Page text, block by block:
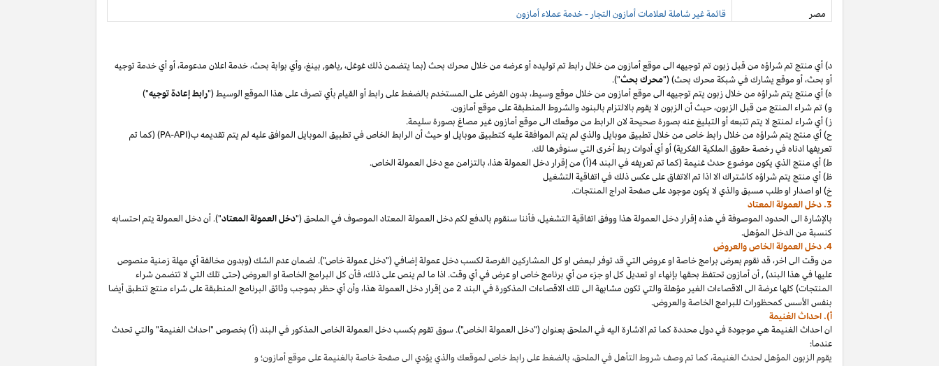
مصر قائمة غير شاملة لعلامات أمازون التجار - خدمة عملاء أمازون
د) أي منتج تمشراؤه من قبل زبون تم توجيهه الى موقع أمازون من خلال رابط تم توليده أو عرضه من خلال محرك بحث (بما يتضمن ذلكغوغل،,ياهو, بينغ،وأي بوابة بحث،خدمة اعلان مدعومة،أوأي خدمة توجيه
أو بحث،أو موقع يشارك في شبكة محرك بحث) ("محرك بحث").
ه) أي منتج يتمشراؤه من خلال زبون يتم توجيهه الى موقع أمازون من خلال موقعوسيط، بدون الفرض على المستخدم بالضغط على رابط أو القيام بأي تصرف على هذا الموقع الوسيط ("رابط إعادة توجيه")
و) تم شراء المنتج من قبل الزبون،حيثأن الزبون لا يقوم بالالتزام بالبنودوالشروط المنطبقةعلى موقع أمازون.
ز) أي شراء لمنتج لا يتم تتبعه أو التبليغ عنه بصورة صحيحة لان الرابط من موقعك الى موقع أمازون غير مصاغ بصورة سليمة.
ح) أي منتج يتمشراؤه من خلال رابط خاص من خلال تطبيق موبايلوالذي لم يتم الموافقة عليه كتطبيق موبايل او حيثأن الرابط الخاص في تطبيق الموبايل الموافقعليه لم يتم تقديمه ب(PA-API) (كما تم
تعريفها ادناه في رخصة حقوق الملكية الفكرية) أو أي أدوات ربط أخرى التي سنوفرها لك.
ط) أي منتج الذي يكون موضوع حدث غنيمة (كما تم تعريفه في البند 4(أ) من إقرار دخل العمولة
هذا، بالتزامن مع دخل العمولة الخاص.
ظ) أي منتج يتمشراؤه كاشتراك الا اذا تم الاتفاق على عكس ذلك في اتفاقية التشغيل
خ) او اصدار او طلب مسبق والذي لا يكون موجود على صفحة ادراج المنتجات.
3. دخل العمولة المعتاد
بالإشارة الى الحدود الموصوفة في هذه إقرار دخل العمولة هذا ووفق اتفاقية التشغيل،فأننا سنقوم بالدفع لكم دخل العمولة المعتاد الموصوف في الملحق ("دخل العمولة المعتاد"). أن دخل العمولة يتم احتسابه
كنسبة من الدخل المؤهل.
4. دخل العمولة الخاص والعروض
من وقت الى اخر،قد نقوم بعرض برامج خاصة او عروض التي قد توفر لبعض او كل المشاركين الفرصة لكسب دخل عمولة إضافي ("دخل عمولة خاص"). لضمان عدم الشك (وبدون مخالفة أي مهلة زمنية منصوص
عليها في هذا البند)
,أن أمازون تحتفظ بحقها بإنهاء او تعديل كل او جزء من أي برنامج خاص او عرض في أي وقت. اذا ما لم ينص علىذلك،فأن كل البرامج الخاصة او العروض (حتى تلك التي لا تتضمن شراء
المنتجات) كلها عرضة الى الاقصاءات الغير مؤهلةوالتي تكون مشابهة الى تلك الاقصاءات المذكورة في البند 2 من إقرار دخل العمولةهذا،وأن أي حظر بموجب وثائق البرنامج المنطبقة على شراء منتج تنطبق أيضا
بنفس الأسس كمحظورات للبرامج الخاصة والعروض.
أ). احداث الغنيمة
ان احداث الغنيمة هي موجودة في دول محددة كما تم الاشارة اليه في الملحق بعنوان ("دخل العمولة الخاص"). سوق تقوم بكسب دخل العمولة الخاص المذكور في البند (أ) بخصوص "احداث الغنيمة" والتي تحدث
عندما:
يقوم الزبون المؤهل لحدث الغنيمة، كما تم وصف شروط التأهل في الملحق، بالضغط على رابط خاص لموقعك والذي يؤدي الى صفحة خاصة بالغنيمة على موقع أمازون؛ و